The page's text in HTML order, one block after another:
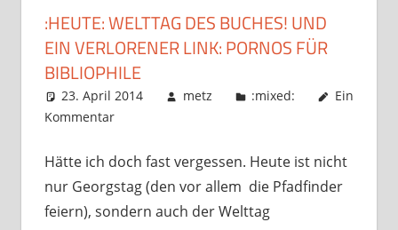
:HEUTE: WELTTAG DES BUCHES! UND
EIN VERLORENER LINK: PORNOS FÜR
BIBLIOPHILE
23. April 2014 metz :mixed:
Ein
Kommentar
Hätte ich doch fast vergessen. Heute ist nicht
nur Georgstag (den vor allem die Pfadfinder
feiern), sondern auch der Welttag